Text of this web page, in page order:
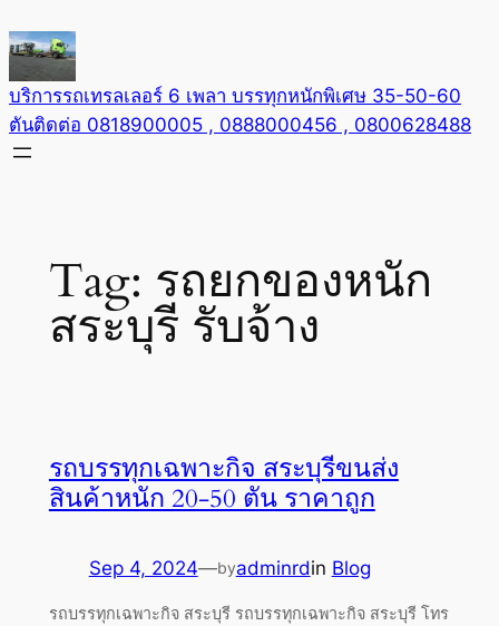
to
content
บริการรถเทรลเลอร์ 6 เพลา บรรทุกหนักพิเศษ 35-50-60
ตันติดต่อ 0818900005 , 0888000456 , 0800628488
Tag: รถยกของหนัก
สระบุรี รับจ้าง
รถบรรทุกเฉพาะกิจ สระบุรีขนส่ง
สินค้าหนัก 20-50 ตัน ราคาถูก
Sep 4, 2024—byadminrdin Blog
รถบรรทุกเฉพาะกิจ สระบุรี รถบรรทุกเฉพาะกิจ สระบุรี โทร